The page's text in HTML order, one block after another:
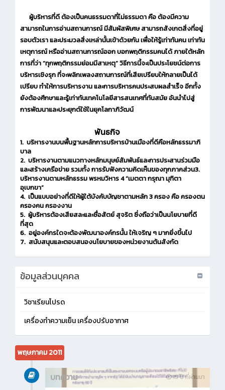
ผู้บริหารที่ดี ต้องเป็นคนธรรมดาที่ไม่ธรรมดา คือ ต้องมีความ
สามารถในการอ่านสถานการณ์ มีสัมผัสพิเศษ สามารถสังเกตสิ่งที่อยู่
รอบตัวเรา และประมวลสิ่งเหล่านั้นเข้าด้วยกัน เพื่อให้รู้เท่าทันคน เท่าทัน
เหตุการณ์ หรืออ่านสถานการณ์ออก บอกพฤติกรรมคนได้ ภายใต้หลัก
การที่ว่า “ทุกพฤติกรรมย่อมมีสาเหตุ” วิธีการนี้จะเป็นประโยชน์ต่อการ
บริหารเชิงรุก ที่จะพลิกเพลงสถานการณ์ที่เสียเปรียบให้กลายเป็นได้
เปรียบ ทำให้การบริหารงาน และการบริหารคนประสบผลสำเร็จ อีกทั้ง
ยังต้องศึกษาและรู้เท่าทันเทคโนโลยีสารสนเทศที่ทันสมัย อันนำไปสู่
การพัฒนาและประยุกต์ใช้ในยุคโลกาภิวัฒน์
พันธกิจ
1. บริหารงานบนพื้นฐานหลักการบริหารบ้านเมืองที่ดีคือหลักธรรมาภิ
บาล
2. บริหารงานตามแนวทางหลักมนุษย์สัมพันธ์และการประสานร่วมมือ
และสร้างเครือข่าย รวมทั้ง การรับฟังความคิดเห็นของทุกภาคส่วน3.
บริหารงานตามหลักธรรม พรหมวิหาร 4 “เมตตา กรุณา มุฑิตา
อุเบกขา”
4. เป็นแบบอย่างที่ดีให้ผู้ใต้บังคับบัญชาตามหลัก 3 ครอง คือ ครองตน
ครองคน ครองงาน
5. ผู้บริหารต้องเสียสละและซื่อสัตย์ สุจริต ซึ่งถือว่าเป็นนโยบายที่ดี
ที่สุด
6. อยู่องค์กรใดจะต้องพัฒนาองค์กรนั้น ให้เจริญ ๆ มากยิ่งขึ้นไป
7. สนับสนุนและตอบสนองนโยบายของหน่วยงานต้นสังกัด
ข้อมูลส่วนบุคคล
วิชาเรียนโปรด
เครื่องทำความเย็น เครื่องปรับอากาศ
พฤษภาคม 2011
15 ปี ที่ผ่านมา
บทความ